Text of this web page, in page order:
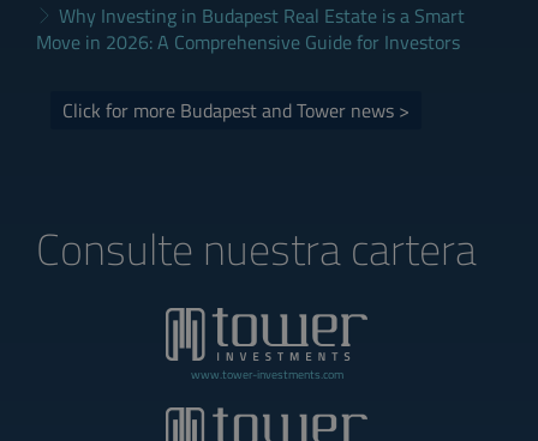
Why Investing in Budapest Real Estate is a Smart
Move in 2026: A Comprehensive Guide for Investors
Click for more Budapest and Tower news >
Consulte nuestra cartera
www.tower-investments.com